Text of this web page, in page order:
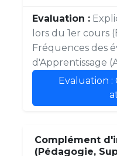
Evaluation :
lors du 1er cours
Fréquences des
d'Apprentissage
Evaluation :
Complément
(Pédagogie,